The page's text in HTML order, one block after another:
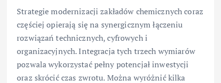
Strategie modernizacji zakładów chemicznych coraz
częściej opierają się na synergicznym łączeniu
rozwiązań technicznych, cyfrowych i
organizacyjnych. Integracja tych trzech wymiarów
pozwala wykorzystać pełny potencjał inwestycji
oraz skrócić czas zwrotu. Można wyróżnić kilka